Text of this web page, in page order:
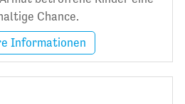
Chance.
Informationen